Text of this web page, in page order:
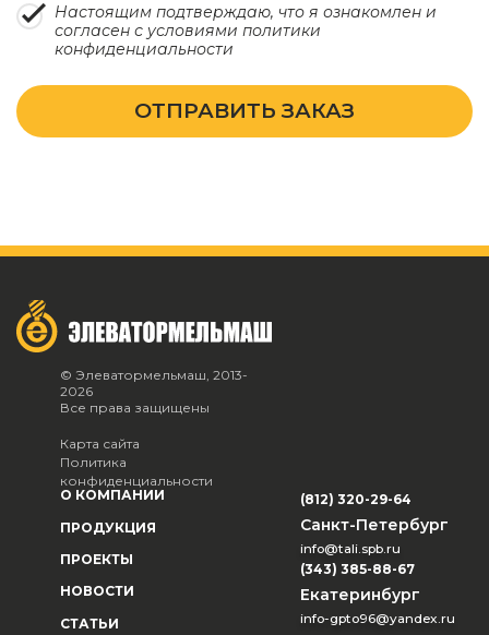
Настоящим подтверждаю, что я ознакомлен и
согласен с условиями политики
конфиденциальности
ОТПРАВИТЬ ЗАКАЗ
© Элеватормельмаш, 2013-
2026
Все права защищены
Карта сайта
Политика
конфиденциальности
О КОМПАНИИ
ПРОДУКЦИЯ
ПРОЕКТЫ
НОВОСТИ
СТАТЬИ
(812) 320-29-64
Санкт-Петербург
info@tali.spb.ru
(343) 385-88-67
Екатеринбург
info-gpto96@yandex.ru